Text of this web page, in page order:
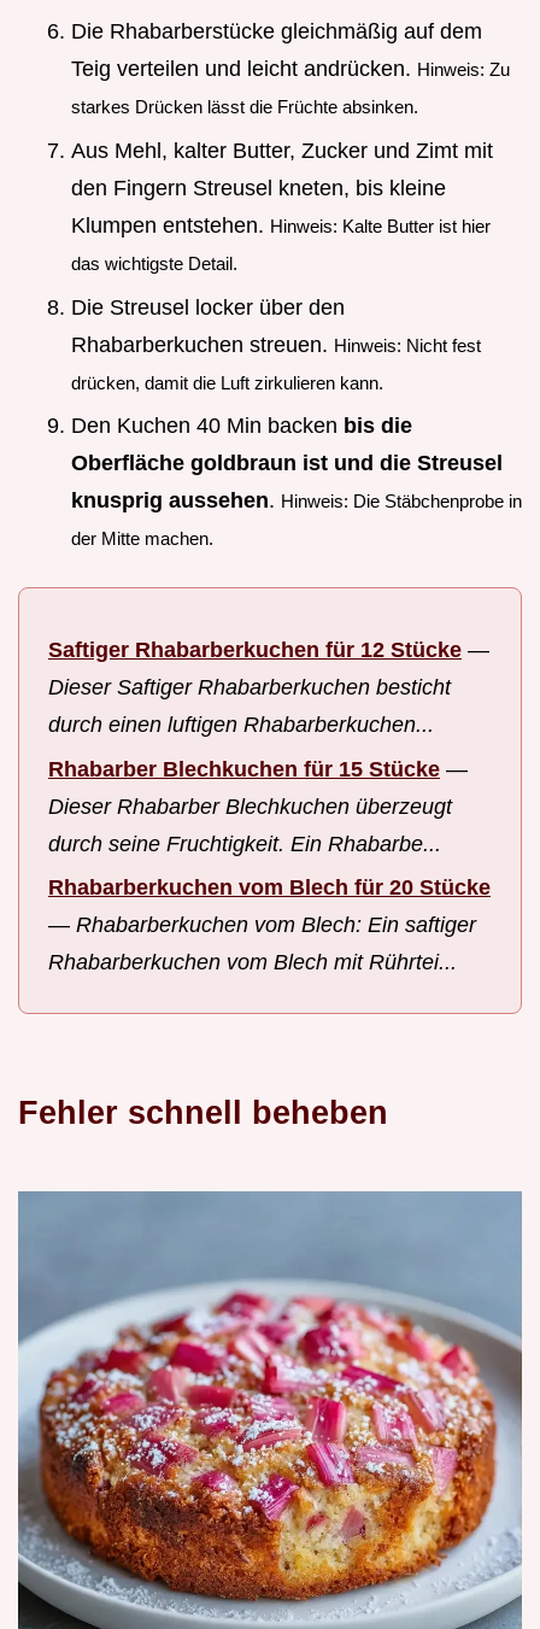
Die Rhabarberstücke gleichmäßig auf dem
Teig verteilen und leicht andrücken. Hinweis: Zu
starkes Drücken lässt die Früchte absinken.
Aus Mehl, kalter Butter, Zucker und Zimt mit
den Fingern Streusel kneten, bis kleine
Klumpen entstehen. Hinweis: Kalte Butter ist hier
das wichtigste Detail.
Die Streusel locker über den
Rhabarberkuchen streuen. Hinweis: Nicht fest
drücken, damit die Luft zirkulieren kann.
Den Kuchen 40 Min backen bis die
Oberfläche goldbraun ist und die Streusel
knusprig aussehen. Hinweis: Die Stäbchenprobe in
der Mitte machen.
Saftiger Rhabarberkuchen für 12 Stücke —
Dieser Saftiger Rhabarberkuchen besticht
durch einen luftigen Rhabarberkuchen...
Rhabarber Blechkuchen für 15 Stücke —
Dieser Rhabarber Blechkuchen überzeugt
durch seine Fruchtigkeit. Ein Rhabarbe...
Rhabarberkuchen vom Blech für 20 Stücke
— Rhabarberkuchen vom Blech: Ein saftiger
Rhabarberkuchen vom Blech mit Rührtei...
Fehler schnell beheben